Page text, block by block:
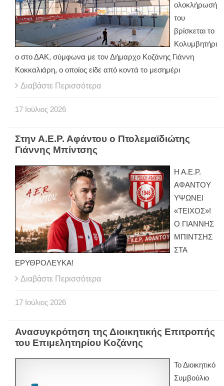
ολοκλήρωσή
του
βρίσκεται το
Κολυμβητήρι
ο στο ΔΑΚ, σύμφωνα με τον Δήμαρχο Κοζάνης Γιάννη
Κοκκαλιάρη, ο οποίος είδε από κοντά το μεσημέρι
Διαβάστε Περισσότερα
17 Ιούλιος 2026
Στην Α.Ε.Ρ. Αφάντου ο Πτολεμαϊδιώτης
Γιάννης Μπίντσης
Η Α.Ε.Ρ.
ΑΦΑΝΤΟΥ
ΥΨΩΝΕΙ
«ΤΕΙΧΟΣ»!
Ο ΓΙΑΝΝΗΣ
ΜΠΙΝΤΣΗΣ
ΣΤΑ
ΕΡΥΘΡΟΛΕΥΚΑ!
Διαβάστε Περισσότερα
17 Ιούλιος 2026
Ανασυγκρότηση της Διοικητικής Επιτροπής
του Επιμελητηρίου Κοζάνης
Το Διοικητικό
Συμβούλιο